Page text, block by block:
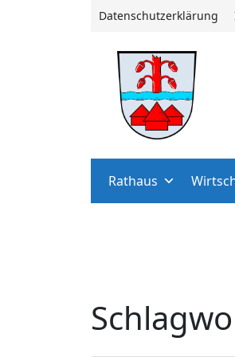
Datenschutzerklärung
Rathaus